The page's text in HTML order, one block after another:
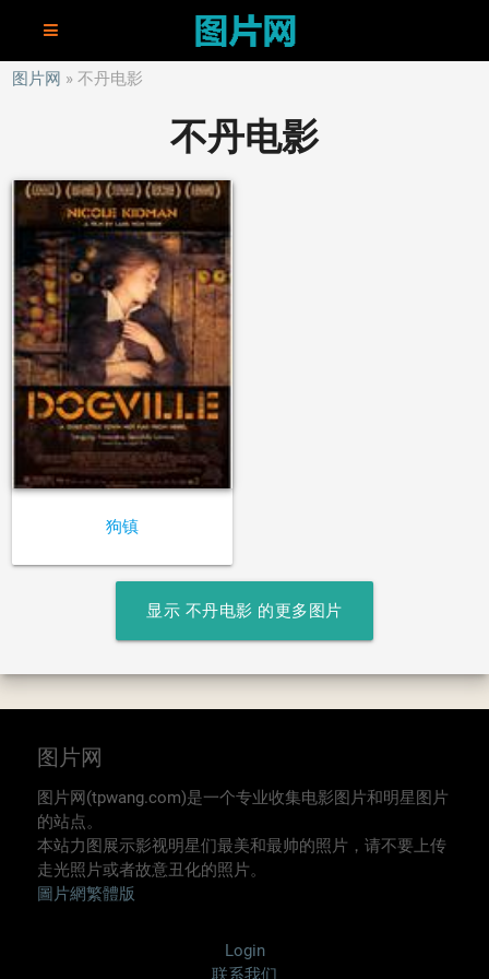
图片网 不丹电影
不丹电影
狗镇
显示 不丹电影 的更多图片
图片网
图片网(tpwang.com)是一个专业收集电影图片和明星图片
的站点。
本站力图展示影视明星们最美和最帅的照片，请不要上传
走光照片或者故意丑化的照片。
圖片網繁體版
Login
联系我们